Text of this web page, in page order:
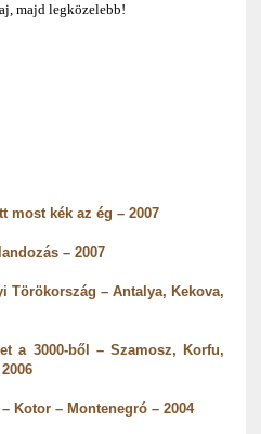
majd legközelebb!
most kék az ég – 2007
– 2007
Törökország – Antalya, Kekova,
a 3000-ből – Szamosz, Korfu,
Kotor – Montenegró – 2004